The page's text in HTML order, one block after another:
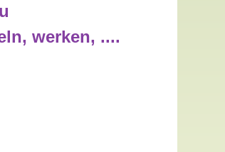
werken, ....